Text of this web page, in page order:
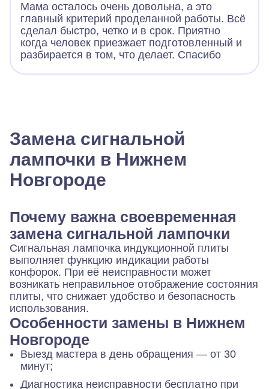
Мама осталось очень довольна, а это
главный критерий проделанной работы. Всё
сделал быстро, четко и в срок. Приятно
когда человек приезжает подготовленный и
разбирается в том, что делает. Спасибо
Замена сигнальной
лампочки в Нижнем
Новгороде
Почему важна своевременная
замена сигнальной лампочки
Сигнальная лампочка индукционной плиты
выполняет функцию индикации работы
конфорок. При её неисправности может
возникать неправильное отображение состояния
плиты, что снижает удобство и безопасность
использования.
Особенности замены в Нижнем
Новгороде
Выезд мастера в день обращения — от 30
минут;
Диагностика неисправности бесплатно при